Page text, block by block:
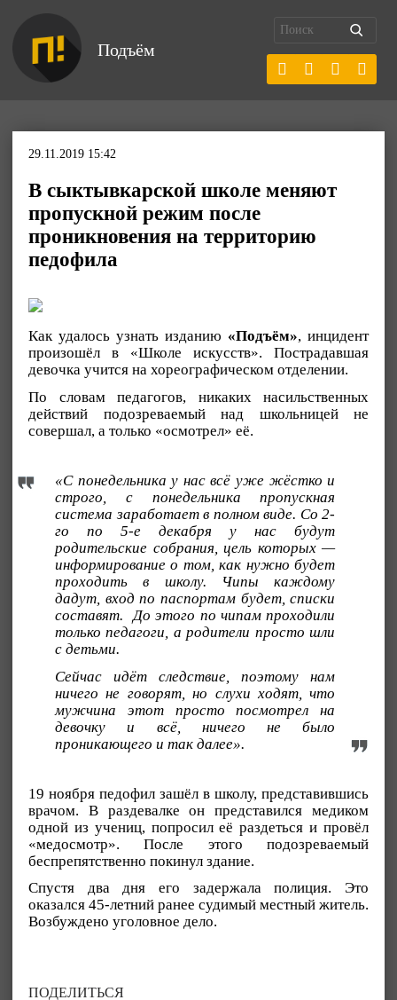
Подъём
29.11.2019 15:42
В сыктывкарской школе меняют
пропускной режим после
проникновения на территорию
педофила
Как удалось узнать изданию «Подъём», инцидент
произошёл в «Школе искусств». Пострадавшая
девочка учится на хореографическом отделении.
По словам педагогов, никаких насильственных
действий подозреваемый над школьницей не
совершал, а только «осмотрел» её.
«С понедельника у нас всё уже жёстко и
строго, с понедельника пропускная
система заработает в полном виде. Со 2-
го по 5-е декабря у нас будут
родительские собрания, цель которых —
информирование о том, как нужно будет
проходить в школу. Чипы каждому
дадут, вход по паспортам будет, списки
составят. До этого по чипам проходили
только педагоги, а родители просто шли
с детьми.
Сейчас идёт следствие, поэтому нам
ничего не говорят, но слухи ходят, что
мужчина этот просто посмотрел на
девочку и всё, ничего не было
проникающего и так далее».
19 ноября педофил зашёл в школу, представившись
врачом. В раздевалке он представился медиком
одной из учениц, попросил её раздеться и провёл
«медосмотр». После этого подозреваемый
беспрепятственно покинул здание.
Спустя два дня его задержала полиция. Это
оказался 45-летний ранее судимый местный житель.
Возбуждено уголовное дело.
ПОДЕЛИТЬСЯ